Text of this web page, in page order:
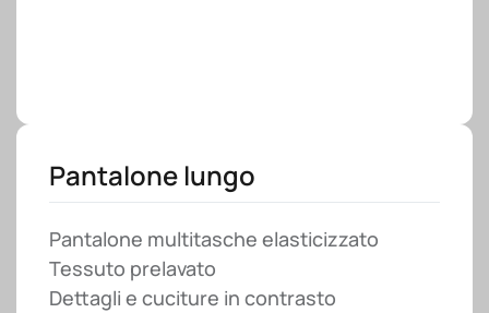
Pantalone lungo
Pantalone multitasche elasticizzato
Tessuto prelavato
Dettagli e cuciture in contrasto